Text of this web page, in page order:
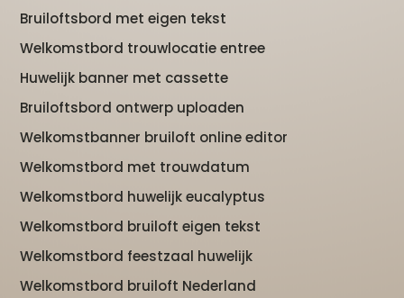
Bruiloftsbord met eigen tekst
Welkomstbord trouwlocatie entree
Huwelijk banner met cassette
Bruiloftsbord ontwerp uploaden
Welkomstbanner bruiloft online editor
Welkomstbord met trouwdatum
Welkomstbord huwelijk eucalyptus
Welkomstbord bruiloft eigen tekst
Welkomstbord feestzaal huwelijk
Welkomstbord bruiloft Nederland